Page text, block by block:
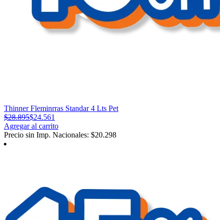
Thinner Fleminrras Standar 4 Lts Pet
$28.895$24.561
Agregar al carrito
Precio sin Imp. Nacionales: $20.298